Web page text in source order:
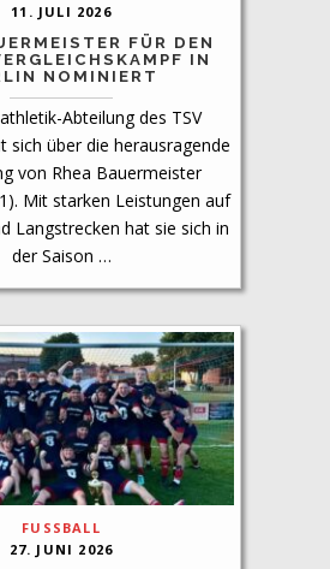
11. JULI 2026
FÜR DEN
IN
NOMINIERT
Abteilung des TSV
sich über die herausragende
von Rhea Bauermeister
Mit starken Leistungen auf
Langstrecken hat sie sich in
der Saison …
FUSSBALL
27. JUNI 2026